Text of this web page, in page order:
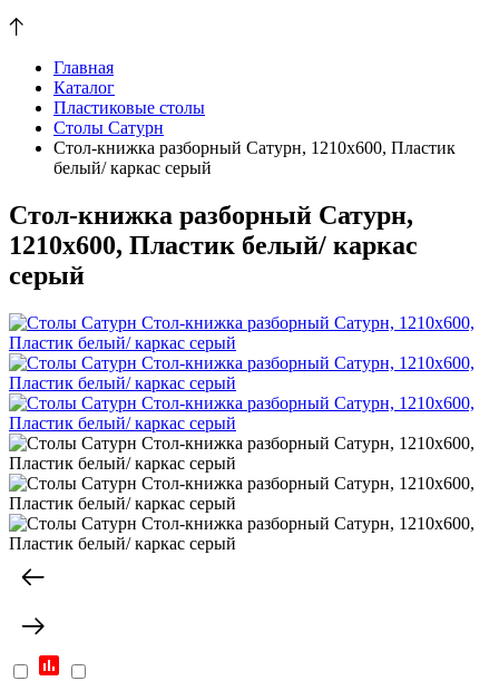
Главная
Каталог
Пластиковые столы
Столы Сатурн
Стол-книжка разборный Сатурн, 1210х600, Пластик
белый/ каркас серый
Стол-книжка разборный Сатурн,
1210х600, Пластик белый/ каркас
серый